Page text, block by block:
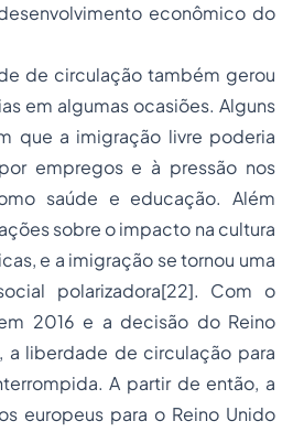
econômico do
de circulação também gerou
em algumas ocasiões. Alguns
que a imigração livre poderia
empregos e à pressão nos
saúde e educação. Além
sobre o impacto na cultura
e a imigração se tornou uma
polarizadora[22]. Com o
2016 e a decisão do Reino
a liberdade de circulação para
A partir de então, a
europeus para o Reino Unido